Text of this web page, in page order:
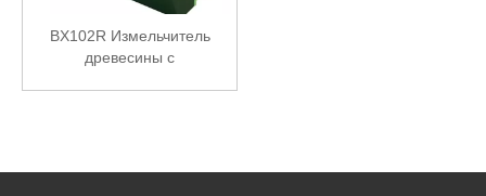
BX102R Измельчитель
древесины с